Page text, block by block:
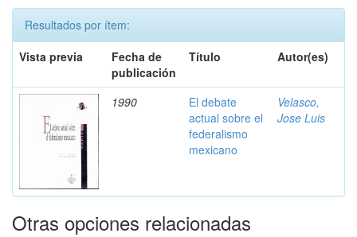
Resultados por ítem:
Vista previa
Fecha de
publicación
Título Autor(es)
1990
El debate
actual sobre el
federalismo
mexicano
Velasco,
Jose Luis
Otras opciones relacionadas